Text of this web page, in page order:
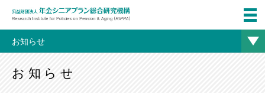
お知らせ
お知らせ